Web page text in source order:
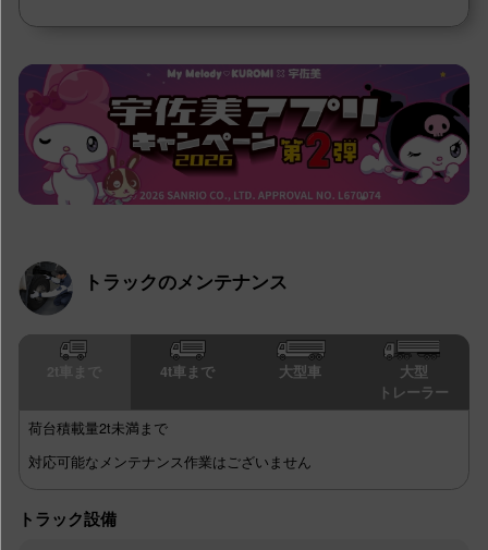
トラックのメンテナンス
4t車まで 大型車
大型
トレーラー
荷台積載量2t未満まで
対応可能なメンテナンス作業はございません
トラック設備